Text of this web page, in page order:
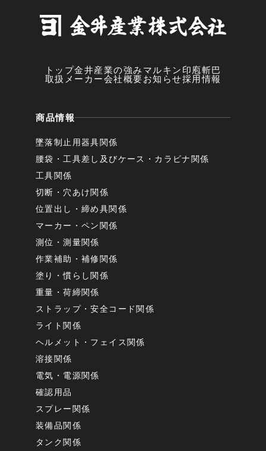
トップ金井産業の強み マルキン印 庖斬巴
取扱メーカー会社概要お知らせ採用情報
商品情報
墜落制止用器具関係
腰袋・工具差し及びケース・カラビナ関係
工具関係
切断・穴あけ関係
位置出し・締め具関係
マーカー・ペン関係
測位・測量関係
作業補助・補修関係
塗り・慣らし関係
重量・荷締関係
ストラップ・安全コード関係
ライト関係
ヘルメット・フェイス関係
溶接関係
電気・電源関係
確認用品
スプレー関係
装備品関係
タンク関係